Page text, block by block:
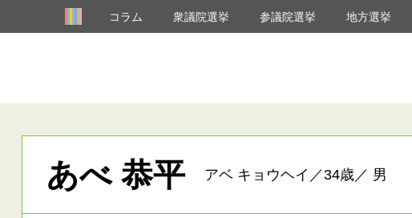
コラム 衆議院選挙 参議院選挙 地方選挙
あべ 恭平 アベ キョウヘイ／34歳／ 男